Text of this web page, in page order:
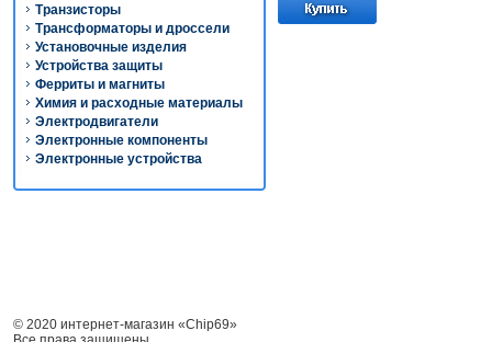
Транзисторы
Трансформаторы и дроссели
Установочные изделия
Устройства защиты
Ферриты и магниты
Химия и расходные материалы
Электродвигатели
Электронные компоненты
Электронные устройства
© 2020 интернет-магазин «Chip69»